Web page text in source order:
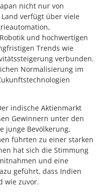
nicht nur von
verfügt über viele
und hochwertigen
Trends wie
verbunden.
Normalisierung im
indische Aktienmarkt
Gewinnern unter den
junge Bevölkerung,
führten zu einer starken
hat sich die Stimmung
und eine
geführt, dass Indien
wie zuvor.